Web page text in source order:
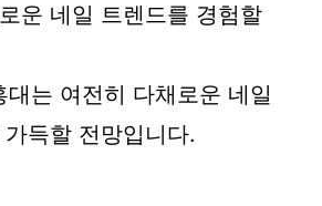
운 네일 트렌드를 경험할
는 여전히 다채로운 네일
득할 전망입니다.